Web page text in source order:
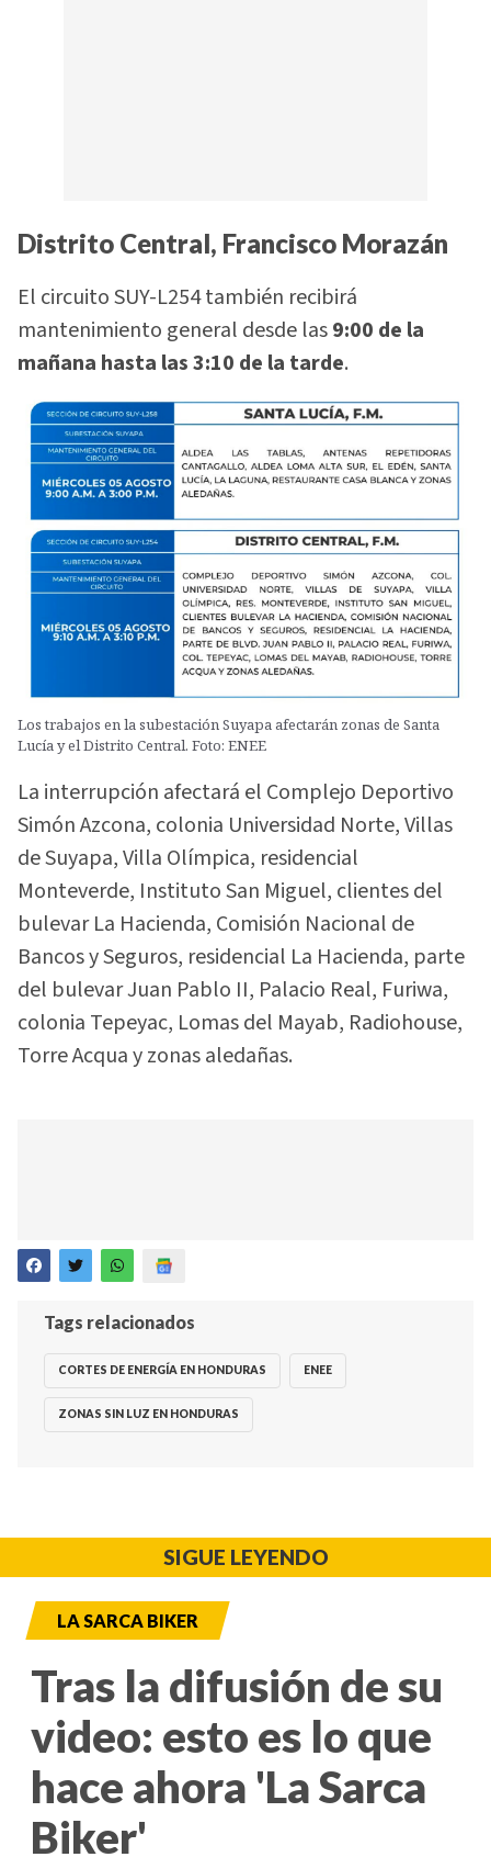
Distrito Central, Francisco Morazán
El circuito SUY-L254 también recibirá
mantenimiento general desde las9:00 de la
mañana hasta las 3:10 de la tarde.
Los trabajos en la subestación Suyapa afectarán zonas de Santa
Lucía y el Distrito Central. Foto: ENEE
La interrupción afectará el Complejo Deportivo
Simón Azcona, colonia Universidad Norte, Villas
de Suyapa, Villa Olímpica, residencial
Monteverde, Instituto San Miguel, clientes del
bulevar La Hacienda, Comisión Nacional de
Bancos y Seguros, residencial La Hacienda, parte
del bulevar Juan Pablo II, Palacio Real, Furiwa,
colonia Tepeyac, Lomas del Mayab, Radiohouse,
Torre Acqua y zonas aledañas.
Tags relacionados
CORTES DE ENERGÍA EN HONDURAS ENEE
ZONAS SIN LUZ EN HONDURAS
SIGUE LEYENDO
LA SARCA BIKER
Tras la difusión de su
video: esto es lo que
hace ahora 'La Sarca
Biker'